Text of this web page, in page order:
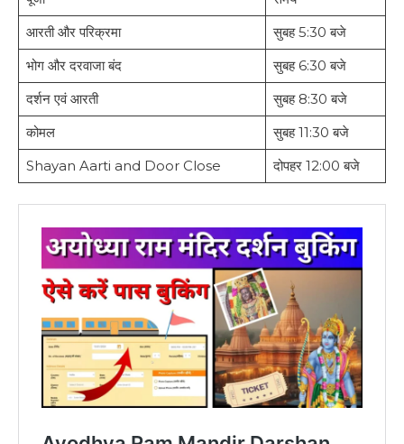
आरती और परिक्रमा
सुबह 5:30 बजे
भोग और दरवाजा बंद
सुबह 6:30 बजे
दर्शन एवं आरती
सुबह 8:30 बजे
कोमल
सुबह 11:30 बजे
Shayan Aarti and Door Close
दोपहर 12:00 बजे